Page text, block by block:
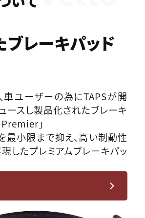
レーキパッド
車ユーザーの為にTAPSが開
ースし製品化されたブレーキ
」
最小限まで抑え、高い制動性
したプレミアムブレーキパッ